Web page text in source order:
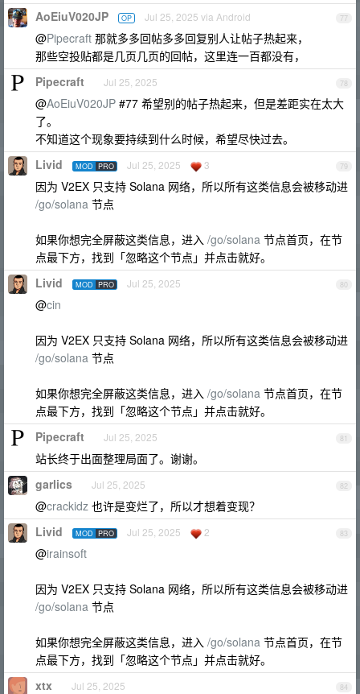
77
AoEiuV020JP OP Jul 25, 2025 via Android
@Pipecraft 那就多多回帖多多回复别人让帖子热起来，
那些空投贴都是几页几页的回帖，这里连一百都没有，
78
Pipecraft Jul 25, 2025
@AoEiuV020JP #77 希望别的帖子热起来，但是差距实在太大
了。
不知道这个现象要持续到什么时候，希望尽快过去。
79
Livid MOD PRO Jul 25, 2025 3
因为 V2EX 只支持 Solana 网络，所以所有这类信息会被移动进
/go/solana 节点
如果你想完全屏蔽这类信息，进入 /go/solana 节点首页，在节
点最下方，找到「忽略这个节点」并点击就好。
80
Livid MOD PRO Jul 25, 2025
@cin
因为 V2EX 只支持 Solana 网络，所以所有这类信息会被移动进
/go/solana 节点
如果你想完全屏蔽这类信息，进入 /go/solana 节点首页，在节
点最下方，找到「忽略这个节点」并点击就好。
81
Pipecraft Jul 25, 2025
站长终于出面整理局面了。谢谢。
82
garlics Jul 25, 2025
@crackidz 也许是变烂了，所以才想着变现？
83
Livid MOD PRO Jul 25, 2025 2
@irainsoft
因为 V2EX 只支持 Solana 网络，所以所有这类信息会被移动进
/go/solana 节点
如果你想完全屏蔽这类信息，进入 /go/solana 节点首页，在节
点最下方，找到「忽略这个节点」并点击就好。
84
xtx Jul 25, 2025